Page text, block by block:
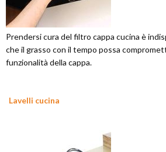
Prendersi cura del filtro cappa cucina è
che il grasso con il tempo possa
funzionalità della cappa.
Lavelli cucina